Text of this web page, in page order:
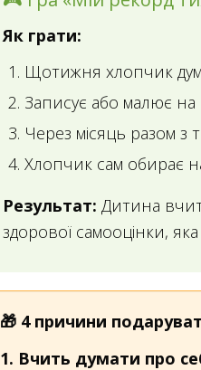
Як грати:
Щотижня хлопчик
Записує або малює на
Через місяць разом
Хлопчик сам обирає
Результат: Дитина
здорової самооцінки,
🎁 4 причини
1. Вчить думати про